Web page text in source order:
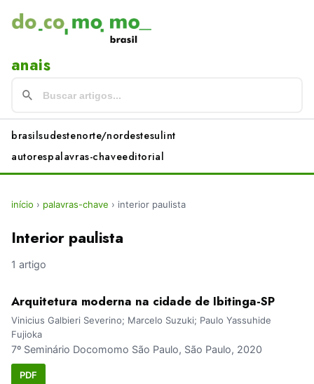
anais
brasilsudestenorte/nordestesulint
autorespalavras-chaveeditorial
início › palavras-chave › interior paulista
Interior paulista
1 artigo
Arquitetura moderna na cidade de Ibitinga-SP
Vinicius Galbieri Severino; Marcelo Suzuki; Paulo Yassuhide
Fujioka
7º Seminário Docomomo São Paulo, São Paulo, 2020
PDF